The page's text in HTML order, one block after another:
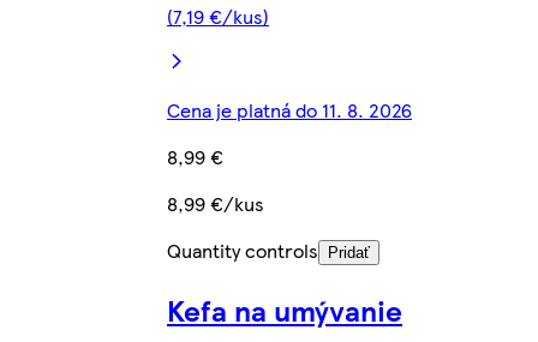
(7,19 €/kus)
Cena je platná do 11. 8. 2026
8,99 €
8,99 €/kus
Quantity controls
Pridať
Kefa na umývanie